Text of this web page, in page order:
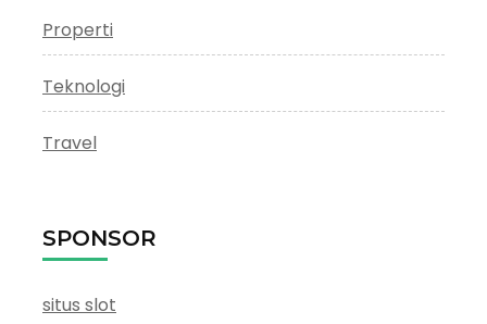
Properti
Teknologi
Travel
SPONSOR
situs slot